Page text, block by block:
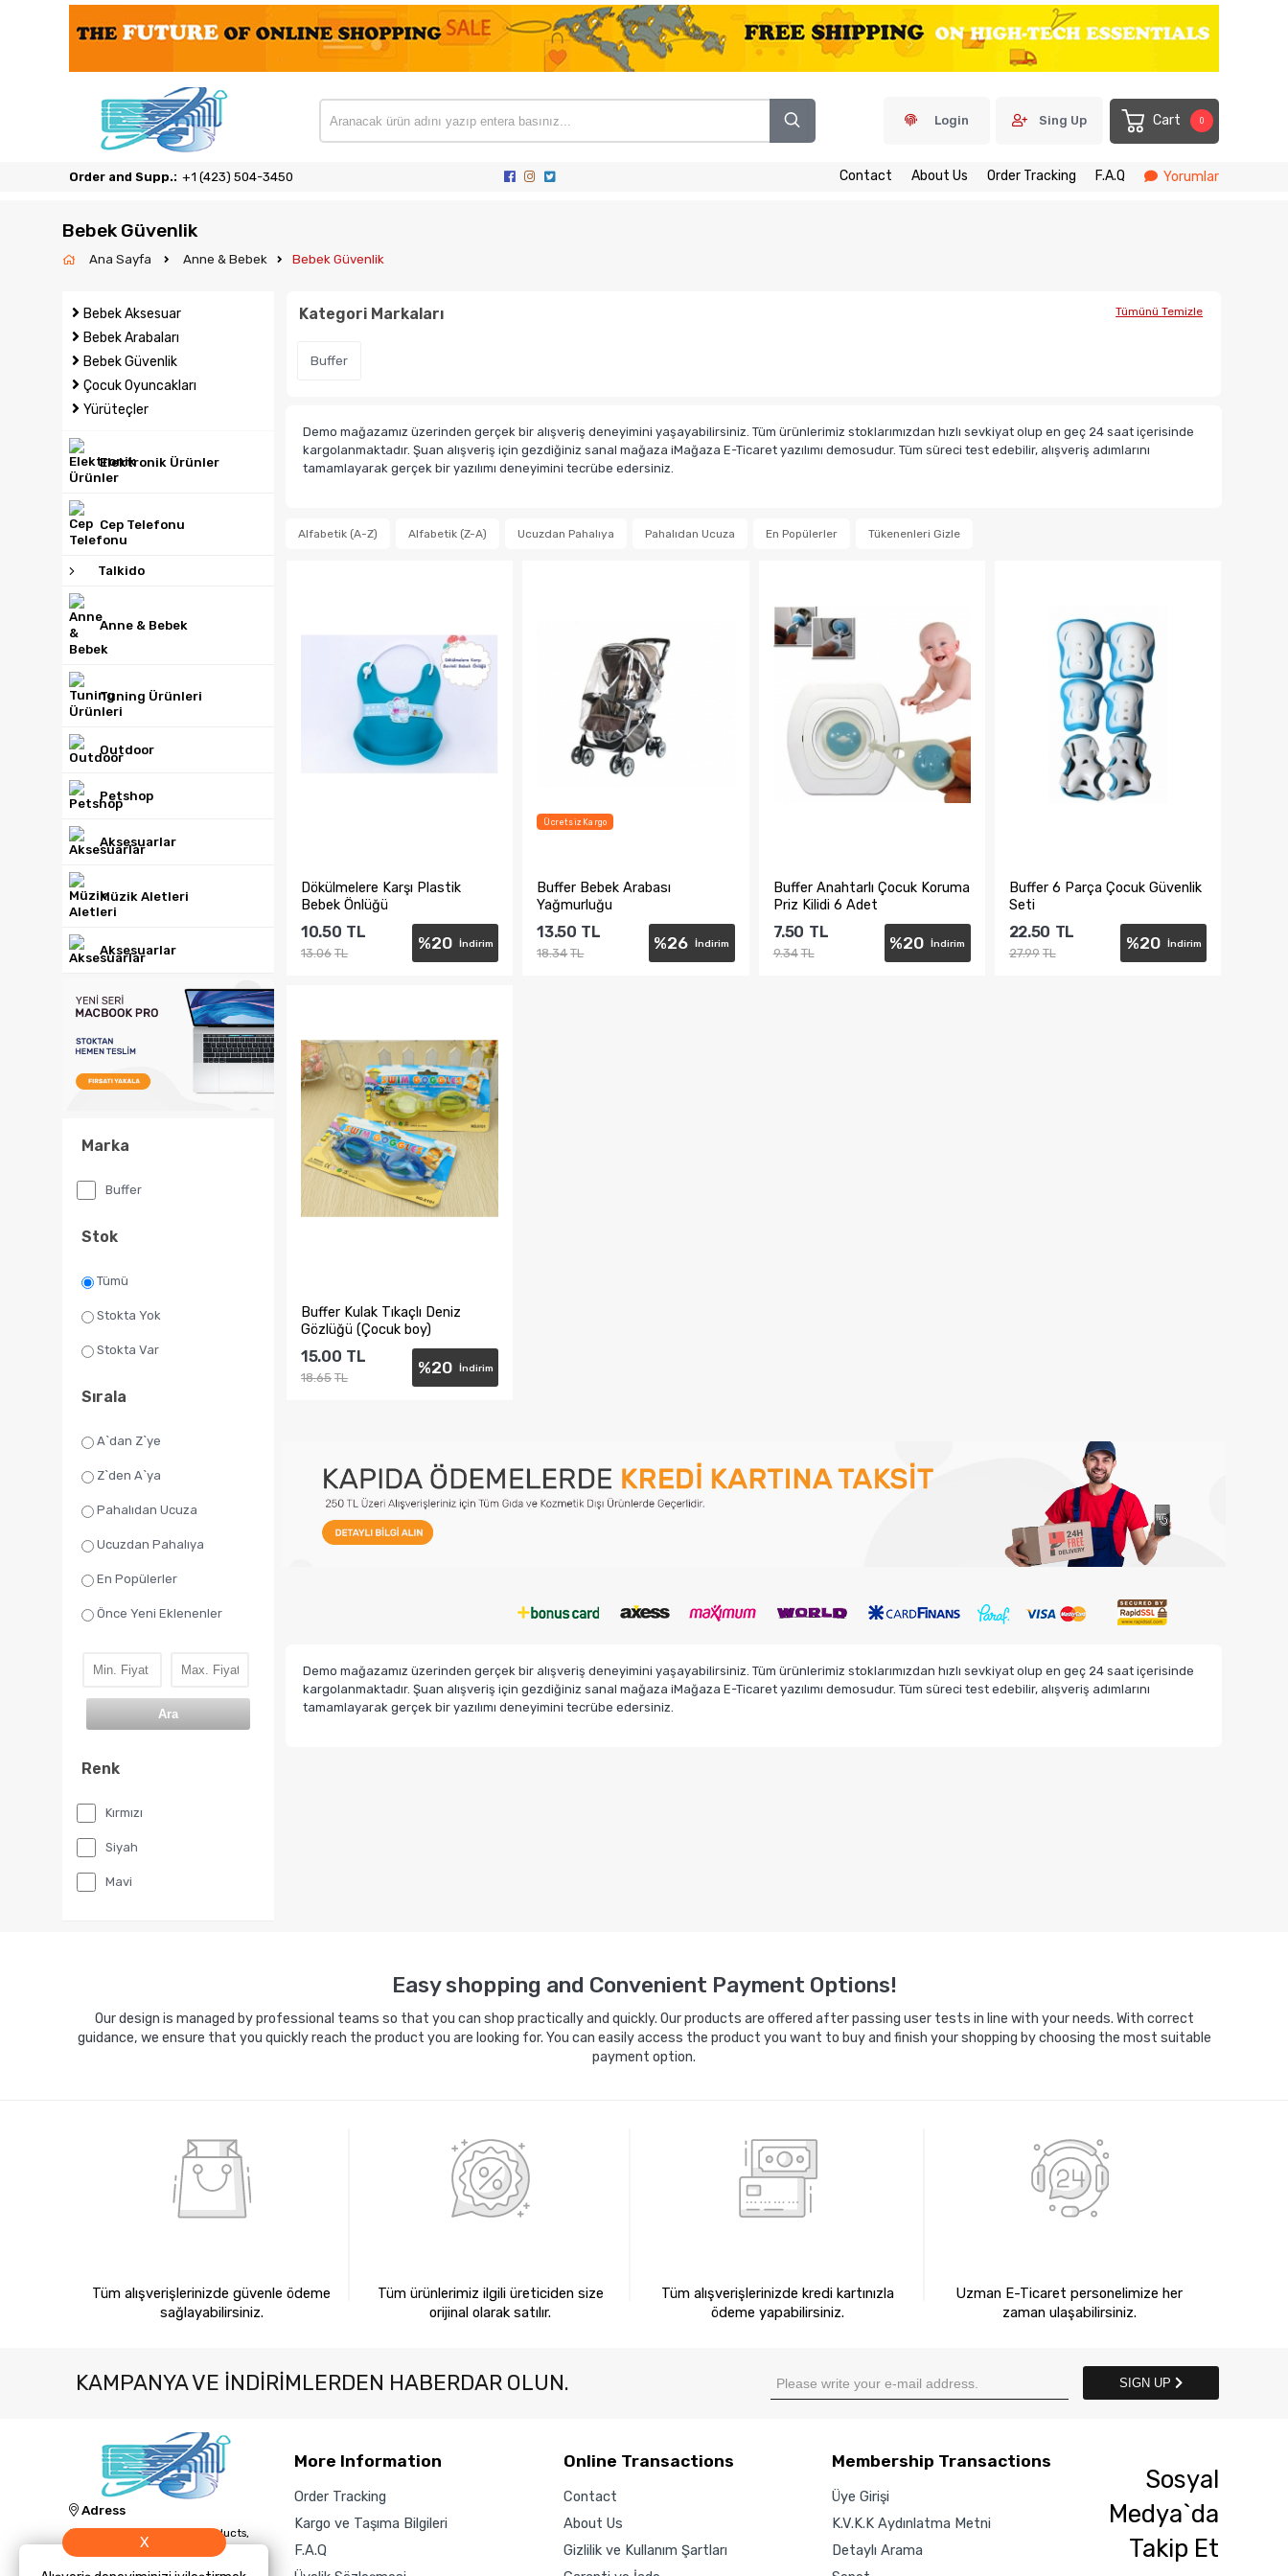
Login Sing Up Cart 0
Order and Supp.: ‎+1 (423) 504-3450 Contact About Us Order Tracking F.A.Q Yorumlar
Bebek Güvenlik
Ana Sayfa Anne & Bebek Bebek Güvenlik
Bebek Aksesuar
Bebek Arabaları
Bebek Güvenlik
Çocuk Oyuncakları
Yürüteçler
Elektronik Ürünler
Cep Telefonu
Talkido
Anne & Bebek
Tuning Ürünleri
Outdoor
Petshop
Aksesuarlar
Müzik Aletleri
Aksesuarlar
Marka
Buffer
Stok
Tümü
Stokta Yok
Stokta Var
Sırala
A`dan Z`ye
Z`den A`ya
Pahalıdan Ucuza
Ucuzdan Pahalıya
En Popülerler
Önce Yeni Eklenenler
Ara
Renk
Kırmızı
Siyah
Mavi
Kategori Markaları Tümünü Temizle
Buffer
Demo mağazamız üzerinden gerçek bir alışveriş deneyimini yaşayabilirsiniz. Tüm ürünlerimiz stoklarımızdan hızlı sevkiyat olup en geç 24 saat içerisinde
kargolanmaktadır. Şuan alışveriş için gezdiğiniz sanal mağaza iMağaza E-Ticaret yazılımı demosudur. Tüm süreci test edebilir, alışveriş adımlarını
tamamlayarak gerçek bir yazılımı deneyimini tecrübe edersiniz.
Alfabetik (A-Z) Alfabetik (Z-A) Ucuzdan Pahalıya Pahalıdan Ucuza En Popülerler Tükenenleri Gizle
Dökülmelere Karşı Plastik
Bebek Önlüğü
%20 İndirim
10.50 TL
13.06 TL
Ücretsiz Kargo
Buffer Bebek Arabası
Yağmurluğu
%26 İndirim
13.50 TL
18.34 TL
Buffer Anahtarlı Çocuk Koruma
Priz Kilidi 6 Adet
%20 İndirim
7.50 TL
9.34 TL
Buffer 6 Parça Çocuk Güvenlik
Seti
%20 İndirim
22.50 TL
27.99 TL
Buffer Kulak Tıkaçlı Deniz
Gözlüğü (Çocuk boy)
%20 İndirim
15.00 TL
18.65 TL
Demo mağazamız üzerinden gerçek bir alışveriş deneyimini yaşayabilirsiniz. Tüm ürünlerimiz stoklarımızdan hızlı sevkiyat olup en geç 24 saat içerisinde
kargolanmaktadır. Şuan alışveriş için gezdiğiniz sanal mağaza iMağaza E-Ticaret yazılımı demosudur. Tüm süreci test edebilir, alışveriş adımlarını
tamamlayarak gerçek bir yazılımı deneyimini tecrübe edersiniz.
Easy shopping and Convenient Payment Options!
Our design is managed by professional teams so that you can shop practically and quickly. Our products are offered after passing user tests in line with your needs. With correct
guidance, we ensure that you quickly reach the product you are looking for. You can easily access the product you want to buy and finish your shopping by choosing the most suitable
payment option.
Tüm alışverişlerinizde güvenle ödeme
sağlayabilirsiniz.
Tüm ürünlerimiz ilgili üreticiden size
orijinal olarak satılır.
Tüm alışverişlerinizde kredi kartınızla
ödeme yapabilirsiniz.
Uzman E-Ticaret personelimize her
zaman ulaşabilirsiniz.
KAMPANYA VE INDIRIMLERDEN HABERDAR OLUN. SIGN UP
Adress
Jacknology IT, Cleaning Products,
and Technology Sales and Supply
More Information
Order Tracking
Kargo ve Taşıma Bilgileri
F.A.Q
Online Transactions
Contact
About Us
Gizlilik ve Kullanım Şartları
Membership Transactions
Üye Girişi
K.V.K.K Aydınlatma Metni
Detaylı Arama
Sosyal
Medya`da
Takip Et
X